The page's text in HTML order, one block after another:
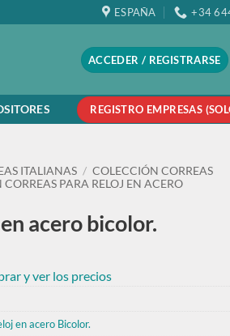
ESPAÑA +34
ACCEDER / REGISTRARSE
REGISTRO EMPRESAS
ITALIANAS / COLECCIÓN CORREAS
PARA RELOJ EN ACERO
acero bicolor.
y ver los precios
en acero Bicolor.